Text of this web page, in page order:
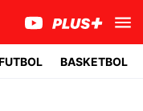
BASKETBOL